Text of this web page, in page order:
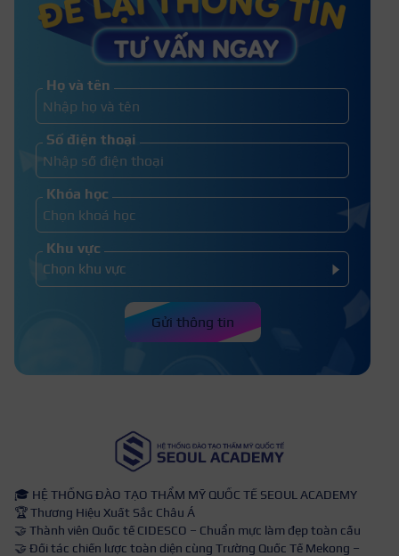
Thi sa hình là gì? Thi sa hình B1, B2
bao nhiêu điểm thì đậu?
Họ và tên
Số điện thoại
Khóa học
Khu vực
Gửi thông tin
🎓 HỆ THỐNG ĐÀO TẠO THẨM MỸ QUỐC TẾ SEOUL ACADEMY
🏆 Thương Hiệu Xuất Sắc Châu Á
🤝 Thành viên Quốc tế CIDESCO – Chuẩn mực làm đẹp toàn cầu
🤝 Đối tác chiến lược toàn diện cùng Trường Quốc Tế Mekong –